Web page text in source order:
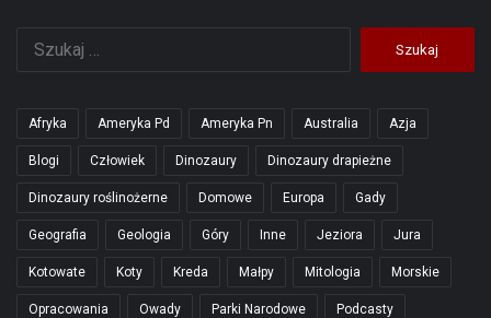
Afryka Ameryka Pd Ameryka Pn Australia Azja
Blogi Człowiek Dinozaury Dinozaury drapieżne
Dinozaury roślinożerne Domowe Europa Gady
Geografia Geologia Góry Inne Jeziora Jura
Kotowate Koty Kreda Małpy Mitologia Morskie
Opracowania Owady Parki Narodowe Podcasty